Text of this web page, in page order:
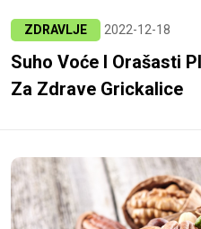
ZDRAVLJE 2022-12-18
Suho Voće I Orašasti
Za Zdrave Grickalice